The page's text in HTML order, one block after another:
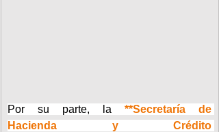
Por su parte, la **Secretaría de
Hacienda y Crédito